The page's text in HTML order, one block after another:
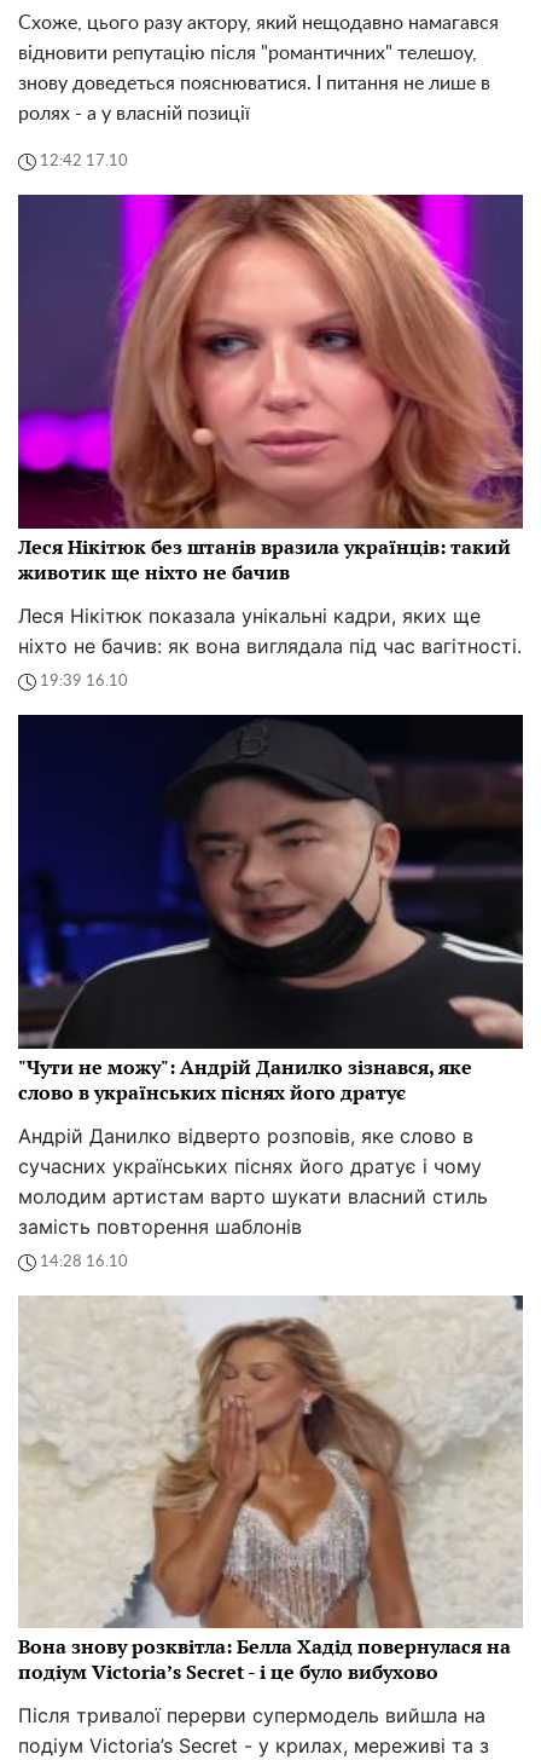
Схоже, цього разу актору, який нещодавно намагався
відновити репутацію після "романтичних" телешоу,
знову доведеться пояснюватися. І питання не лише в
ролях - а у власній позиції
12:42 17.10
Леся Нікітюк без штанів вразила українців: такий
животик ще ніхто не бачив
Леся Нікітюк показала унікальні кадри, яких ще
ніхто не бачив: як вона виглядала під час вагітності.
19:39 16.10
"Чути не можу": Андрій Данилко зізнався, яке
слово в українських піснях його дратує
Андрій Данилко відверто розповів, яке слово в
сучасних українських піснях його дратує і чому
молодим артистам варто шукати власний стиль
замість повторення шаблонів
14:28 16.10
Вона знову розквітла: Белла Хадід повернулася на
подіум Victoria’s Secret - і це було вибухово
Після тривалої перерви супермодель вийшла на
подіум Victoria’s Secret - у крилах, мереживі та з